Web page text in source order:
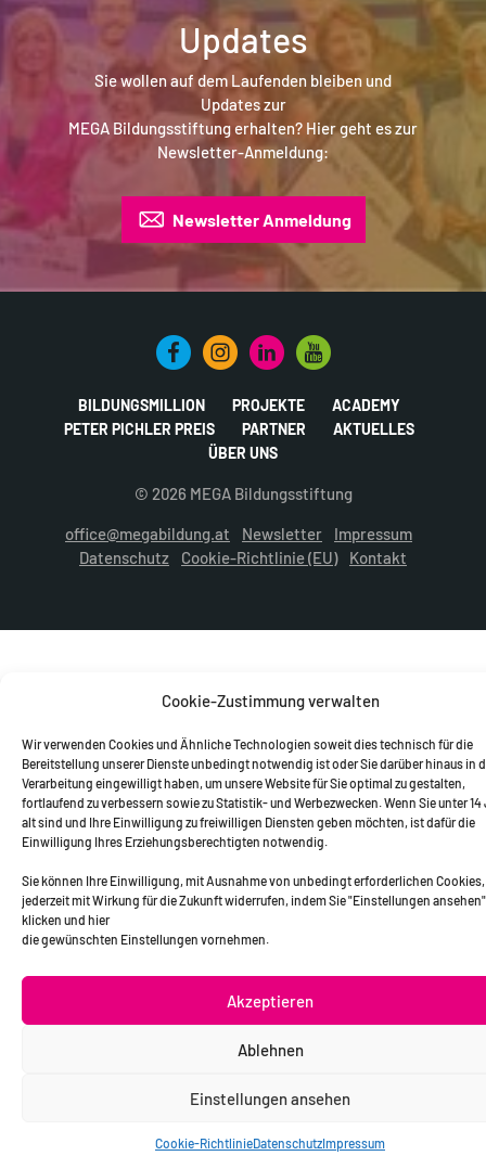
Cookie-Zustimmung verwalten
Wir verwenden Cookies und Ähnliche Technologien soweit dies technisch für die
Bereitstellung unserer Dienste unbedingt notwendig ist oder Sie darüber hinaus in
Verarbeitung eingewilligt haben, um unsere Website für Sie optimal zu gestalten,
fortlaufend zu verbessern sowie zu Statistik- und Werbezwecken. Wenn Sie unter 14
alt sind und Ihre Einwilligung zu freiwilligen Diensten geben möchten, ist dafür die
Einwilligung Ihres Erziehungsberechtigten notwendig.
Sie können Ihre Einwilligung, mit Ausnahme von unbedingt erforderlichen Cookies,
jederzeit mit Wirkung für die Zukunft widerrufen, indem Sie "Einstellungen ansehen"
klicken und hier
die gewünschten Einstellungen vornehmen.
Akzeptieren
Ablehnen
Einstellungen ansehen
Cookie-RichtlinieDatenschutzImpressum
Updates
Sie wollen auf dem Laufenden bleiben und
Updates zur
MEGA Bildungsstiftung erhalten? Hier geht es zur
Newsletter-Anmeldung:
Newsletter Anmeldung
BILDUNGSMILLION PROJEKTE
ACADEMY
PETER PICHLER PREIS
PARTNER
AKTUELLES
ÜBER UNS
© 2026 MEGA Bildungsstiftung
office@megabildung.at Newsletter
Impressum
Datenschutz
Cookie-Richtlinie (EU) Kontakt